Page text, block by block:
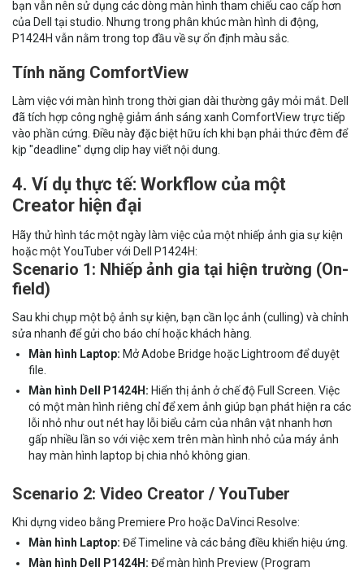
bạn vẫn nên sử dụng các dòng màn hình tham chiếu cao cấp hơn
của Dell tại studio. Nhưng trong phân khúc màn hình di động,
P1424H vẫn nằm trong top đầu về sự ổn định màu sắc.
Tính năng ComfortView
Làm việc với màn hình trong thời gian dài thường gây mỏi mắt. Dell
đã tích hợp công nghệ giảm ánh sáng xanh ComfortView trực tiếp
vào phần cứng. Điều này đặc biệt hữu ích khi bạn phải thức đêm để
kịp "deadline" dựng clip hay viết nội dung.
4. Ví dụ thực tế: Workflow của một
Creator hiện đại
Hãy thử hình tác một ngày làm việc của một nhiếp ảnh gia sự kiện
hoặc một YouTuber với Dell P1424H:
Scenario 1: Nhiếp ảnh gia tại hiện trường (On-
field)
Sau khi chụp một bộ ảnh sự kiện, bạn cần lọc ảnh (culling) và chỉnh
sửa nhanh để gửi cho báo chí hoặc khách hàng.
Màn hình Laptop: Mở Adobe Bridge hoặc Lightroom để duyệt
file.
Màn hình Dell P1424H: Hiển thị ảnh ở chế độ Full Screen. Việc
có một màn hình riêng chỉ để xem ảnh giúp bạn phát hiện ra các
lỗi nhỏ như out nét hay lỗi biểu cảm của nhân vật nhanh hơn
gấp nhiều lần so với việc xem trên màn hình nhỏ của máy ảnh
hay màn hình laptop bị chia nhỏ không gian.
Scenario 2: Video Creator / YouTuber
Khi dựng video bằng Premiere Pro hoặc DaVinci Resolve:
Màn hình Laptop: Để Timeline và các bảng điều khiển hiệu ứng.
Màn hình Dell P1424H: Để màn hình Preview (Program